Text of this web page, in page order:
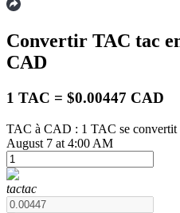
Futures USDT
Convertir TAC tac
CAD
1 TAC = $0.00447 CAD
TAC à CAD : 1 TAC se
August 7 at 4:00 AM
tactac